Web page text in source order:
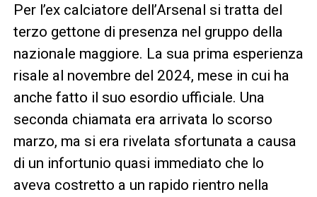
Per l’ex calciatore dell’Arsenal si tratta del
terzo gettone di presenza nel gruppo della
nazionale maggiore. La sua prima esperienza
risale al novembre del 2024, mese in cui ha
anche fatto il suo esordio ufficiale. Una
seconda chiamata era arrivata lo scorso
marzo, ma si era rivelata sfortunata a causa
di un infortunio quasi immediato che lo
aveva costretto a un rapido rientro nella